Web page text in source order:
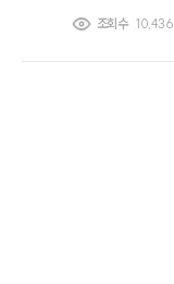
각 어떤 상황에서
조회수 10,436